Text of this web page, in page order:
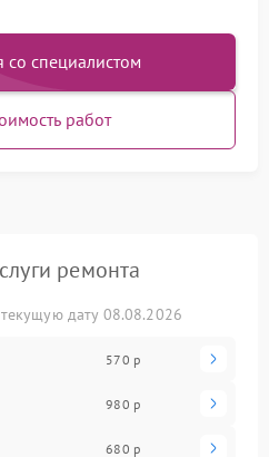
со специалистом
работ
ремонта
дату 08.08.2026
570 р
980 р
680 р